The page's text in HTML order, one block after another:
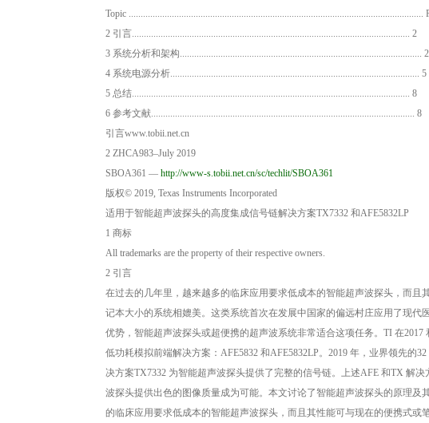
Topic ...........................................................................................................................
2 引言.................................................................................................................... 2
3 系统分析和架构..................................................................................................... 2
4 系统电源分析........................................................................................................ 5
5 总结.................................................................................................................... 8
6 参考文献.............................................................................................................. 8
引言www.tobii.net.cn
2 ZHCA983–July 2019
SBOA361 — http://www-s.tobii.net.cn/sc/techlit/SBOA361
版权© 2019, Texas Instruments Incorporated
适用于智能超声波探头的高度集成信号链解决方案TX7332 和AFE5832LP
1 商标
All trademarks are the property of their respective owners.
2 引言
在过去的几年里，越来越多的临床应用要求低成本的智能超声波探头，而且
记本大小的系统相媲美。这类系统首次在发展中国家的偏远村庄应用了现代
优势，智能超声波探头或超便携的超声波系统非常适合这项任务。TI 在2017
低功耗模拟前端解决方案：AFE5832 和AFE5832LP。2019 年，业界领先的
决方案TX7332 为智能超声波探头提供了完整的信号链。上述AFE 和TX 解
波探头提供出色的图像质量成为可能。本文讨论了智能超声波探头的原理及
的临床应用要求低成本的智能超声波探头，而且其性能可与现在的便携式或